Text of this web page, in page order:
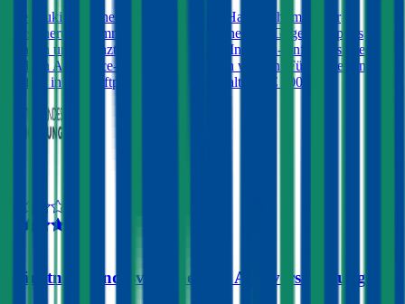
Die Muki Versicherung bietet die Kfz-Haftpflicht mit einer
Versicherungssummen von € 35 Millionen an. Gegen Aufpreis
können unbegrenzte Freischäden, eine Insassen-Unfallversicherung
und ein Assistance-Paket abgeschlossen werden. Für Fahrer unter
23 fällt in der Haftpflicht ein Selbstbehalt von € 500 an.
Kärntner Landesversicherung Autoversicherung